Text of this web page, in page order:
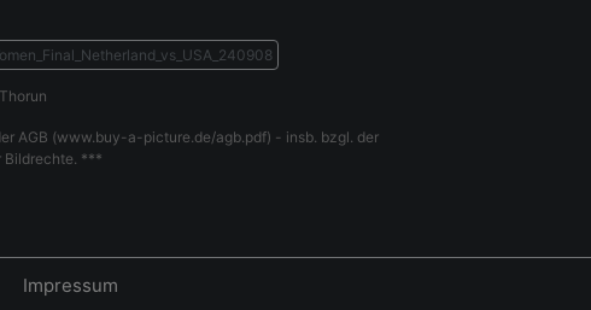
AGB (www.buy-a-picture.de/agb.pdf) - insb. bzgl. der
Bildrechte. ***
Impressum